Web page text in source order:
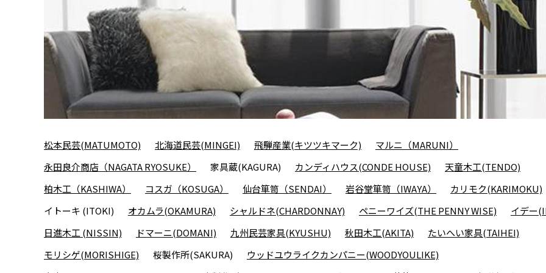
松本民芸(MATUMOTO) 北海道民芸(MINGEI) 飛騨産業(キツツキマーク)
マルニ（MARUNI）
永田良介商店（NAGATA RYOSUKE）
家具蔵(KAGURA) カンディハウス(CONDE HOUSE)
天童木工(TENDO)
柏木工（KASHIWA）
コスガ（KOSUGA） 仙台箪笥（SENDAI） 岩谷堂箪笥（IWAYA）
カリモク(KARIMOKU)
イトーキ (ITOKI)
オカムラ(OKAMURA) シャルドネ(CHARDONNAY) ペニーワイズ(THE PENNY WISE)
イデー
日進木工 (NISSIN)
ドマーニ(DOMANI) 九州民芸家具(KYUSHU) 秋田木工(AKITA)
たいへい家具(TAIHEI)
モリシゲ(MORISHIGE)
桜製作所(SAKURA)
ウッドユウライクカンパニー(WOODYOULIKE)